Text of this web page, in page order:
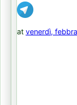
at venerdì,